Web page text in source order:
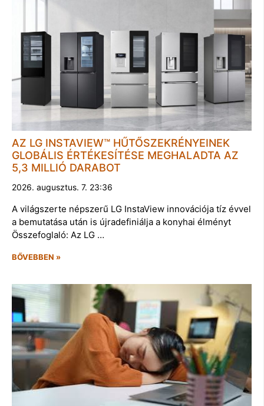
AZ LG INSTAVIEW™ HŰTŐSZEKRÉNYEINEK
GLOBÁLIS ÉRTÉKESÍTÉSE MEGHALADTA AZ
5,3 MILLIÓ DARABOT
2026. augusztus. 7. 23:36
A világszerte népszerű LG InstaView innovációja tíz évvel
a bemutatása után is újradefiniálja a konyhai élményt
Összefoglaló: Az LG …
BŐVEBBEN »